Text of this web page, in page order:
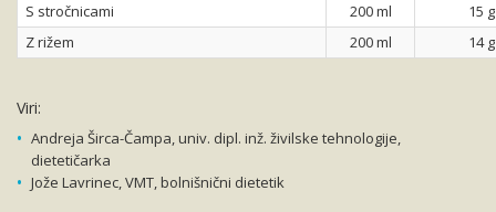
S stročnicami
200 ml
15 g
Z rižem
200 ml 14 g
Viri:
Andreja Širca-Čampa, univ. dipl. inž. živilske tehnologije,
dietetičarka
Jože Lavrinec, VMT, bolnišnični dietetik